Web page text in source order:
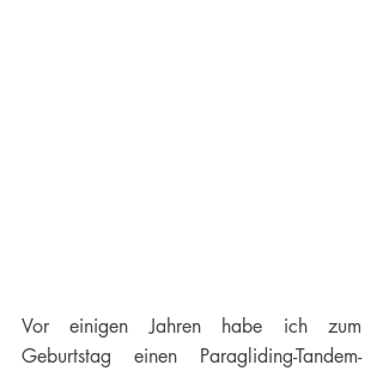
Vor einigen Jahren habe ich zum
Geburtstag einen Paragliding-Tandem-